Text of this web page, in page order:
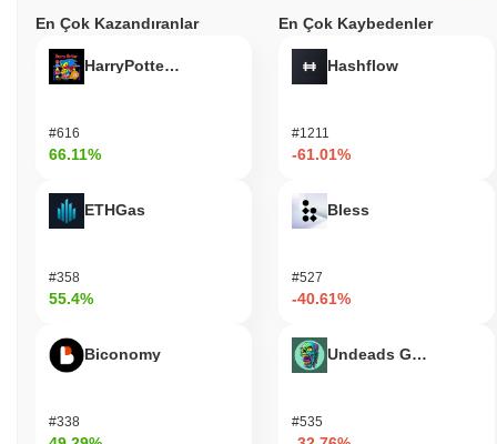
En Çok Kazandıranlar
HarryPotterObamaSonic10Inu (ETH)
#616
66.11%
ETHGas
#358
55.4%
Biconomy
#338
En Çok Kaybedenler
Hashflow
#1211
-61.01%
Bless
#527
-40.61%
Undeads Games
#535